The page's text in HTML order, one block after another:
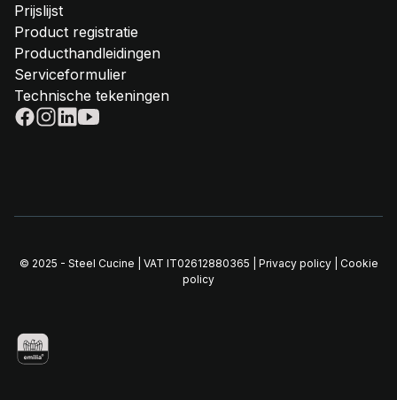
Prijslijst
Product registratie
Producthandleidingen
Serviceformulier
Technische tekeningen
© 2025 - Steel Cucine | VAT IT02612880365 | Privacy policy| Cookie
policy